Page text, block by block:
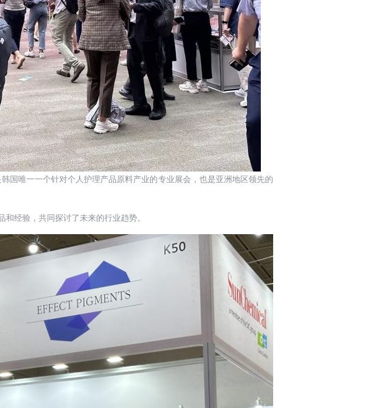
唯一一个针对个人护理产品原料产业的专业展会，也是亚洲地区领先的
经验，共同探讨了未来的行业趋势。